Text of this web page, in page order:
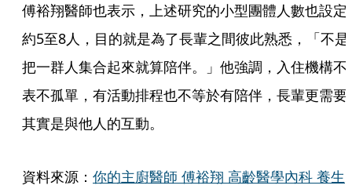
傅裕翔醫師也表示，上述研究的小型團體人數也設定
約5至8人，目的就是為了長輩之間彼此熟悉，「不是
把一群人集合起來就算陪伴。」他強調，入住機構不
表不孤單，有活動排程也不等於有陪伴，長輩更需要
其實是與他人的互動。
資料來源： 你的主廚醫師 傅裕翔 高齡醫學內科 養生